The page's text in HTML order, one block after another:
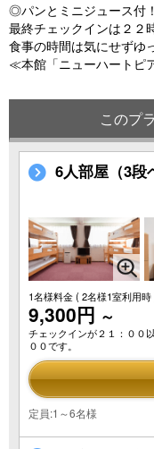
◎パンとミニジュース付
最終チェックインは２２
食事の時間は気にせずゆ
≪本館「ニューハートピ
このプ
6人部屋（3段
1名様料金( 2名様1室利用時
9,300円 ～
チェックインが２１：００
００です。
定員:1～6名様